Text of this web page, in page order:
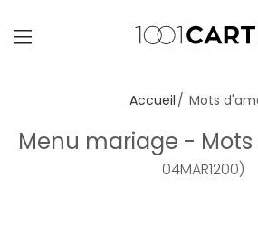
Accueil Mots
Menu mariage -
04MAR1200)